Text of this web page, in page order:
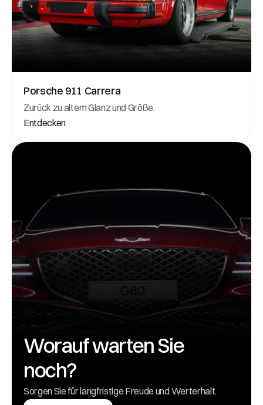
Porsche 911 Carrera
Zurück zu altem Glanz und Größe.
Entdecken
Worauf warten Sie
noch?
Sorgen Sie für langfristige Freude und Werterhalt.